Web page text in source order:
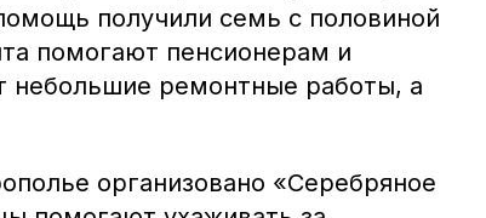
получили семь с половиной
помогают пенсионерам и
небольшие ремонтные работы, а
организовано «Серебряное